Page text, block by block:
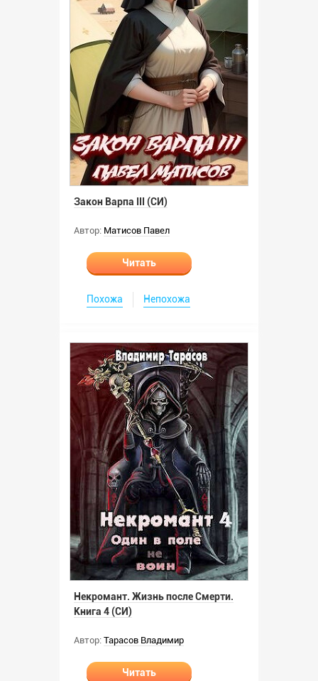
Закон Варпа III (СИ)
Автор: Матисов Павел
Читать
Похожа Непохожа
Некромант. Жизнь после Смерти.
Книга 4 (СИ)
Автор: Тарасов Владимир
Читать